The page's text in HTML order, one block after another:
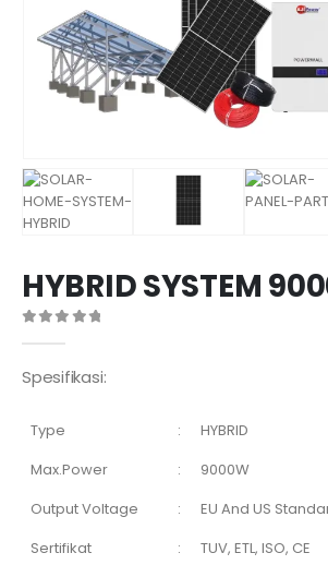
HYBRID SYSTEM
Spesifikasi:
Type :
HYBRID
Max.Power
:
9000W
Output Voltage
:
EU And US
Sertifikat
:
TUV, ETL, ISO, CE